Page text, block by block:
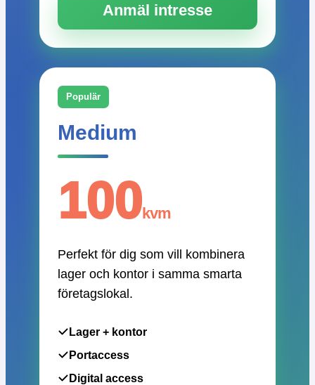
Anmäl intresse
Populär
Medium
100kvm
Perfekt för dig som vill kombinera
lager och kontor i samma smarta
företagslokal.
Lager + kontor
Portaccess
Digital access